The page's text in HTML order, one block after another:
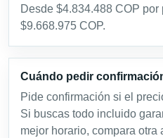
Desde $4.834.488 COP
$9.668.975 COP.
Cuándo pedir
Pide confirmación si el
Si buscas todo incluido
mejor horario, compara otra